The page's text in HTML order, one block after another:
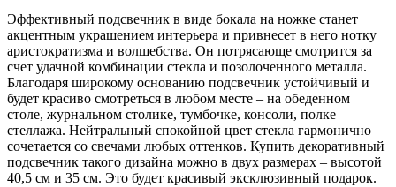
Эффективный подсвечник в виде бокала на ножке станет
акцентным украшением интерьера и привнесет в него нотку
аристократизма и волшебства. Он потрясающе смотрится за
счет удачной комбинации стекла и позолоченного металла.
Благодаря широкому основанию подсвечник устойчивый и
будет красиво смотреться в любом месте – на обеденном
столе, журнальном столике, тумбочке, консоли, полке
стеллажа. Нейтральный спокойной цвет стекла гармонично
сочетается со свечами любых оттенков. Купить декоративный
подсвечник такого дизайна можно в двух размерах – высотой
40,5 см и 35 см. Это будет красивый эксклюзивный подарок.